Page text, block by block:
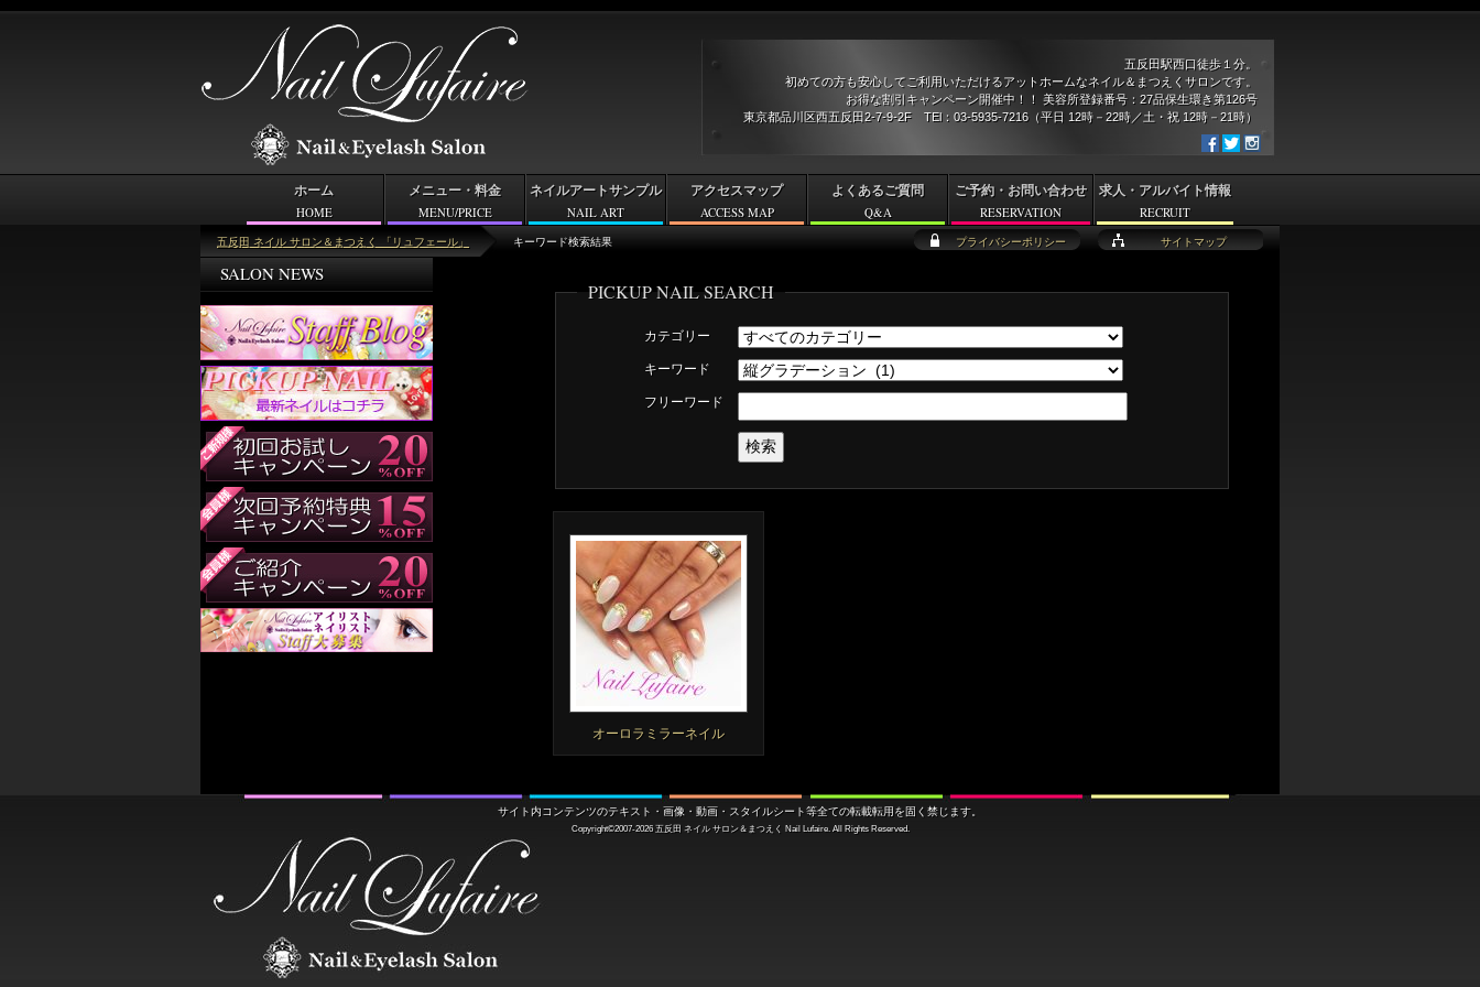
五反田 ネイル サロン＆まつえく 「リュフェール」 キーワード検索結果
＜キーワード＞縦グラデーション
PICKUP NAIL SEARCH
カテゴリー
キーワード
フリーワード
オーロラミラーネイル
SALON NEWS
サイト内コンテンツのテキスト・画像・動画・スタイルシート等全ての転載転用を固く禁じます。
Copyright©2007-2026 五反田 ネイル サロン＆まつえく Nail Lufaire. All Rights Reserved.
プライバシーポリシー サイトマップ
五反田駅西口徒歩１分。
初めての方も安心してご利用いただけるアットホームなネイル＆まつえくサロンです。
お得な割引キャンペーン開催中！！ 美容所登録番号：27品保生環き第126号
東京都品川区西五反田2-7-9-2F TEl：03-5935-7216（平日 12時－22時／土・祝 12時－21時）
ホーム
HOME
メニュー・料金
MENU/PRICE
ネイルアートサンプル
NAIL ART
アクセスマップ
ACCESS MAP
よくあるご質問
Q&A
ご予約・お問い合わせ
RESERVATION
求人・アルバイト情報
RECRUIT